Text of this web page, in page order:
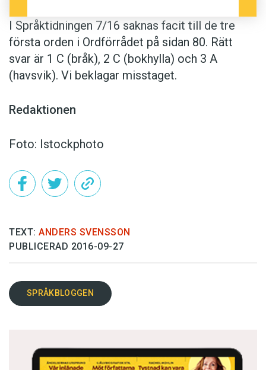
I Språktidningen 7/16 saknas facit till de tre
första orden i Ordförrådet på sidan 80. Rätt
svar är 1 C (bråk), 2 C (bokhylla) och 3 A
(havsvik). Vi beklagar misstaget.
Redaktionen
Foto: Istockphoto
TEXT: ANDERS SVENSSON
PUBLICERAD 2016-09-27
SPRÅKBLOGGEN